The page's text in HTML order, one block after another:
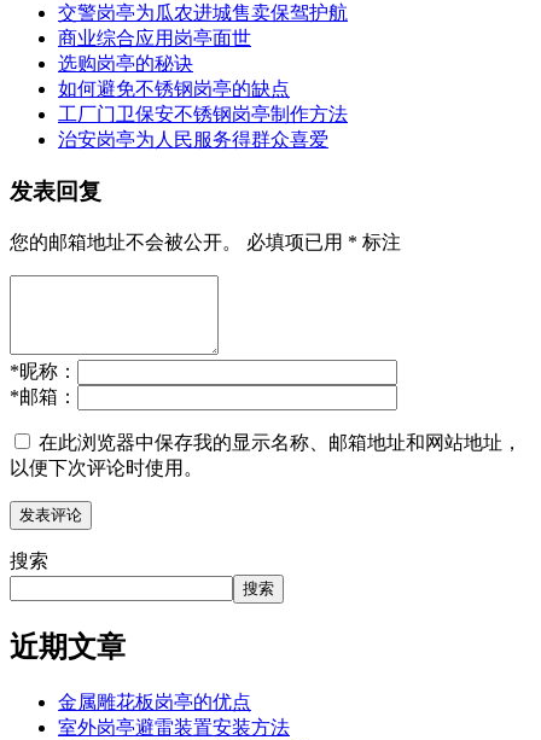
交警岗亭为瓜农进城售卖保驾护航
商业综合应用岗亭面世
选购岗亭的秘诀
如何避免不锈钢岗亭的缺点
工厂门卫保安不锈钢岗亭制作方法
治安岗亭为人民服务得群众喜爱
发表回复
您的邮箱地址不会被公开。 必填项已用 * 标注
*昵称：
*邮箱：
在此浏览器中保存我的显示名称、邮箱地址和网站地址，
以便下次评论时使用。
搜索
搜索
近期文章
金属雕花板岗亭的优点
室外岗亭避雷装置安装方法